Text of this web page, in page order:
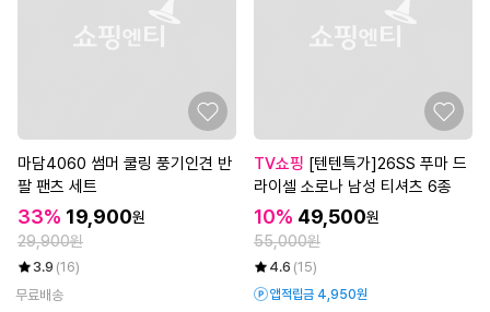
마담4060 썸머 쿨링 풍기인견 반
팔 팬츠 세트
33% 19,900원
29,900원
3.9 (16)
무료배송
TV쇼핑
라이셀 소로나 남성 티셔츠 6종
10% 49,500원
55,000원
4.6 (15)
앱적립금 4,950원